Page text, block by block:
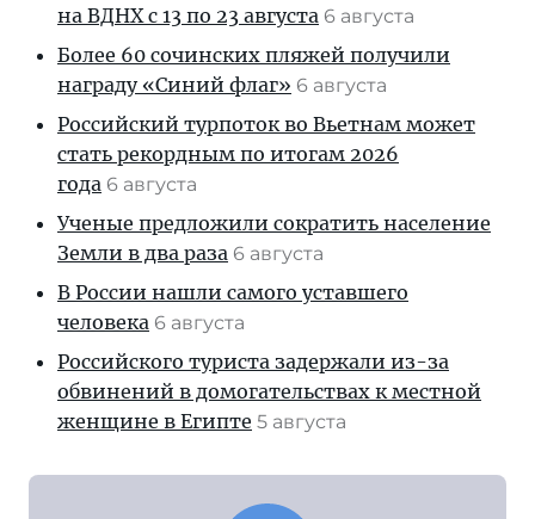
на ВДНХ с 13 по 23 августа 6 августа
Более 60 сочинских пляжей получили
награду «Синий флаг» 6 августа
Российский турпоток во Вьетнам может
стать рекордным по итогам 2026
года 6 августа
Ученые предложили сократить население
Земли в два раза 6 августа
В России нашли самого уставшего
человека 6 августа
Российского туриста задержали из-за
обвинений в домогательствах к местной
женщине в Египте 5 августа